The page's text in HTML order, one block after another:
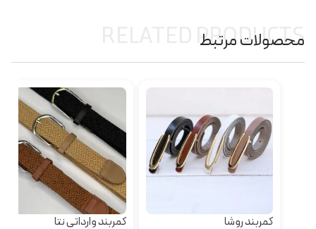
محصولات مرتبط
RELATED PRODUCTS
کمربند روشا کمربند وارداتی نتا